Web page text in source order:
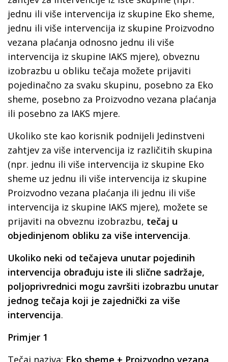
jednu ili više intervencija iz skupine Eko sheme,
jednu ili više intervencija iz skupine Proizvodno
vezana plaćanja odnosno jednu ili više
intervencija iz skupine IAKS mjere), obveznu
izobrazbu u obliku tečaja možete prijaviti
pojedinačno za svaku skupinu, posebno za Eko
sheme, posebno za Proizvodno vezana plaćanja
ili posebno za IAKS mjere.
Ukoliko ste kao korisnik podnijeli Jedinstveni
zahtjev za više intervencija iz različitih skupina
(npr. jednu ili više intervencija iz skupine Eko
sheme uz jednu ili više intervencija iz skupine
Proizvodno vezana plaćanja ili jednu ili više
intervencija iz skupine IAKS mjere), možete se
prijaviti na obveznu izobrazbu, tečaj u
objedinjenom obliku za više intervencija.
Ukoliko neki od tečajeva unutar pojedinih
intervencija obrađuju iste ili slične sadržaje,
poljoprivrednici mogu završiti izobrazbu unutar
jednog tečaja koji je zajednički za više
intervencija.
Primjer 1
Tečaj naziva: Eko sheme + Proizvodno vezana